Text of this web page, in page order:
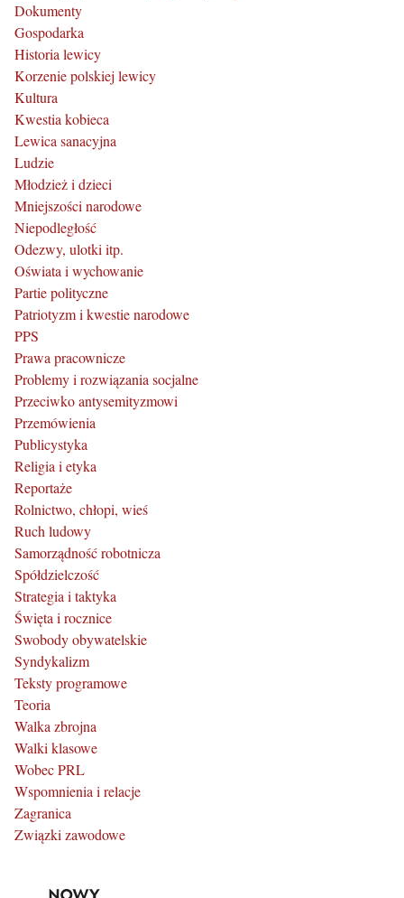
Dokumenty
Gospodarka
Historia lewicy
Korzenie polskiej lewicy
Kultura
Kwestia kobieca
Lewica sanacyjna
Ludzie
Młodzież i dzieci
Mniejszości narodowe
Niepodległość
Odezwy, ulotki itp.
Oświata i wychowanie
Partie polityczne
Patriotyzm i kwestie narodowe
PPS
Prawa pracownicze
Problemy i rozwiązania socjalne
Przeciwko antysemityzmowi
Przemówienia
Publicystyka
Religia i etyka
Reportaże
Rolnictwo, chłopi, wieś
Ruch ludowy
Samorządność robotnicza
Spółdzielczość
Strategia i taktyka
Święta i rocznice
Swobody obywatelskie
Syndykalizm
Teksty programowe
Teoria
Walka zbrojna
Walki klasowe
Wobec PRL
Wspomnienia i relacje
Zagranica
Związki zawodowe